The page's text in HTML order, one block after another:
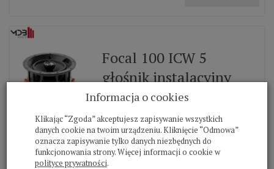
Focal 100 ICW 5
głośnik instalacyjny
sufitowy
949,00 zł *
Informacja o cookies
Klikając “Zgoda” akceptujesz zapisywanie wszystkich
danych cookie na twoim urządzeniu. Kliknięcie “Odmowa”
oznacza zapisywanie tylko danych niezbędnych do
funkcjonowania strony. Więcej informacji o cookie w
polityce prywatności.